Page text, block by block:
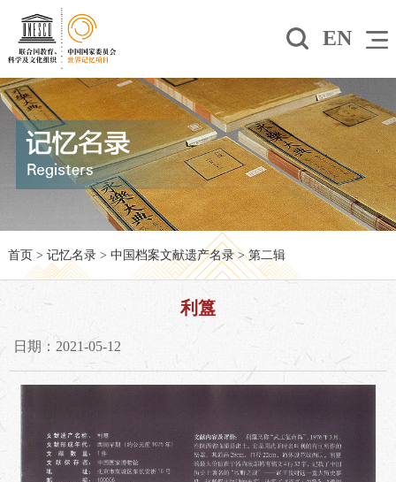
EN
首页> 记忆名录> 中国档案文献遗产名录>第二辑
利簋
日期：2021-05-12